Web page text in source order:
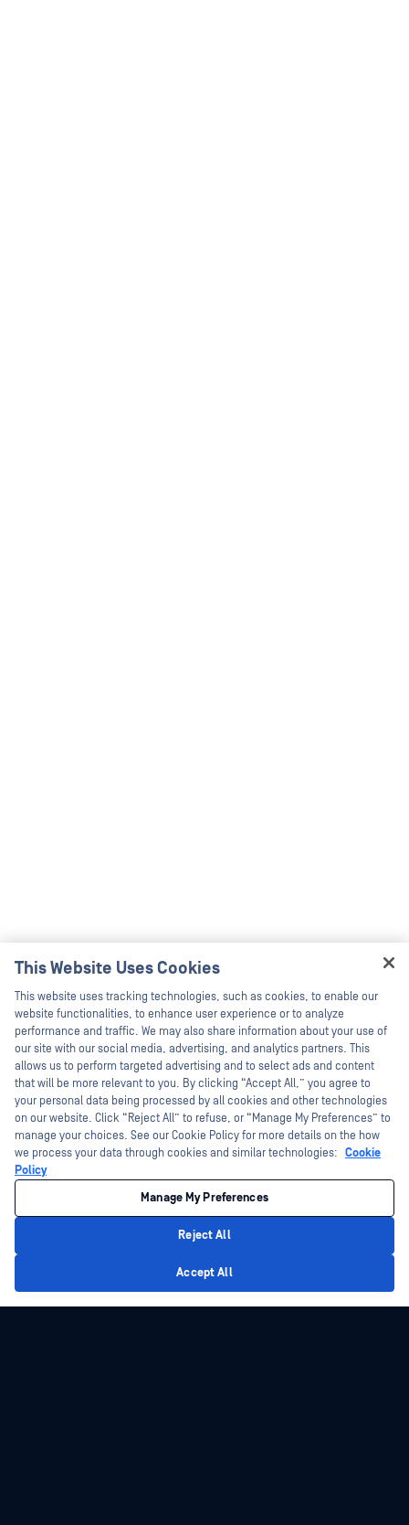
This Website Uses Cookies
This website uses tracking technologies, such as cookies, to enable our
website functionalities, to enhance user experience or to analyze
performance and traffic. We may also share information about your use of
our site with our social media, advertising, and analytics partners. This
allows us to perform targeted advertising and to select ads and content
that will be more relevant to you. By clicking “Accept All,” you agree to
your personal data being processed by all cookies and other technologies
on our website. Click “Reject All” to refuse, or “Manage My Preferences” to
manage your choices. See our Cookie Policy for more details on the how
we process your data through cookies and similar technologies: Cookie
Policy
Manage My Preferences
Reject All
Accept All
Hey there!
I'm Ozzy, your OPSWAT virtual assistant.
How can I help you secure what's critical
today?